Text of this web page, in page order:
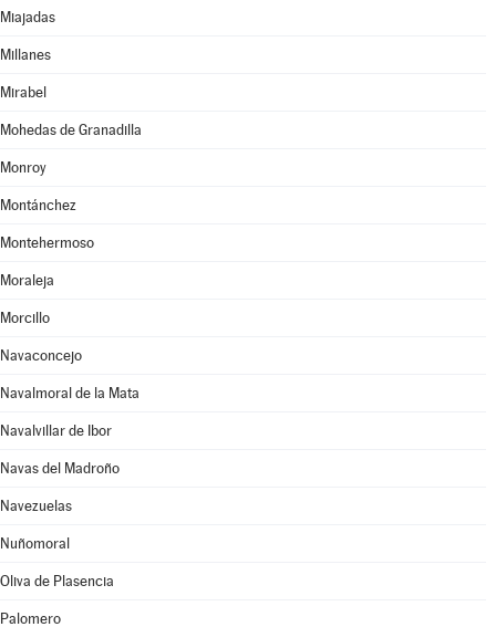
Miajadas
Millanes
Mirabel
Mohedas de Granadilla
Monroy
Montánchez
Montehermoso
Moraleja
Morcillo
Navaconcejo
Navalmoral de la Mata
Navalvillar de Ibor
Navas del Madroño
Navezuelas
Nuñomoral
Oliva de Plasencia
Palomero